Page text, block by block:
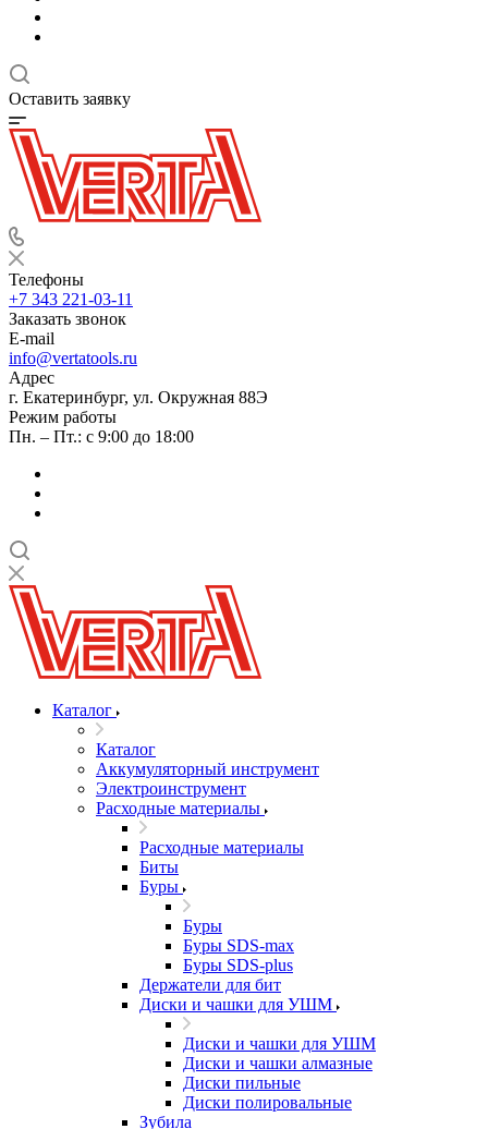
Оставить заявку
Телефоны
+7 343 221-03-11
Заказать звонок
E-mail
info@vertatools.ru
Адрес
г. Екатеринбург, ул. Окружная 88Э
Режим работы
Пн. – Пт.: с 9:00 до 18:00
Каталог
Каталог
Аккумуляторный инструмент
Электроинструмент
Расходные материалы
Расходные материалы
Биты
Буры
Буры
Буры SDS-max
Буры SDS-plus
Держатели для бит
Диски и чашки для УШМ
Диски и чашки для УШМ
Диски и чашки алмазные
Диски пильные
Диски полировальные
Зубила